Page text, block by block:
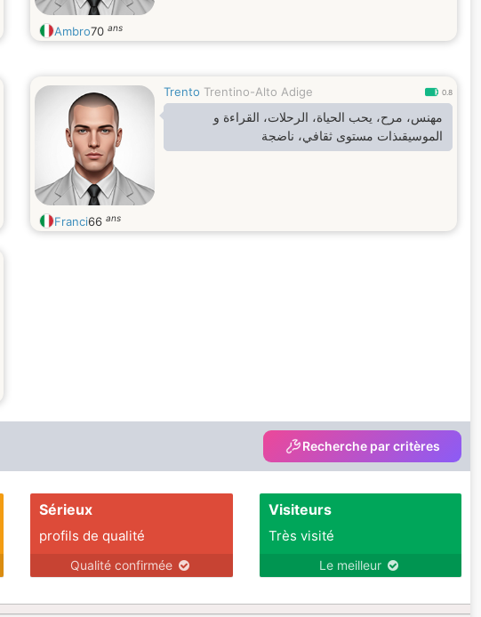
Ambro70 ans
Trento Trentino-Alto Adige 0.8
مهنس، مرح، يحب الحياة، الرحلات، القراءة و
الموسيقىذات مستوى ثقافي، ناضجة
Franci66 ans
Recherche par critères
Sérieux
profils de qualité
Qualité confirmée
Visiteurs
Très visité
Le meilleur